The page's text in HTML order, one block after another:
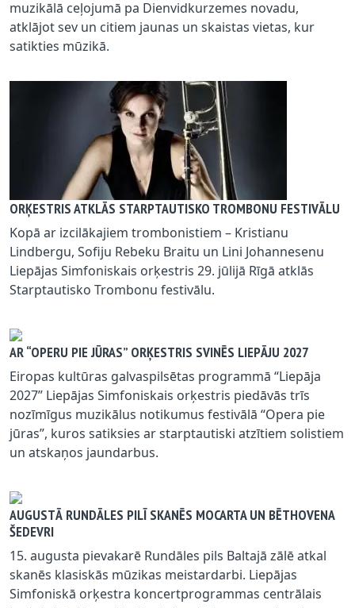
muzikālā ceļojumā pa Dienvidkurzemes novadu,
atklājot sev un citiem jaunas un skaistas vietas, kur
satikties mūzikā.
ORĶESTRIS ATKLĀS STARPTAUTISKO TROMBONU FESTIVĀLU
Kopā ar izcilākajiem trombonistiem – Kristianu
Lindbergu, Sofiju Rebeku Braitu un Lini Johannesenu
Liepājas Simfoniskais orķestris 29. jūlijā Rīgā atklās
Starptautisko Trombonu festivālu.
AR “OPERU PIE JŪRAS” ORĶESTRIS SVINĒS LIEPĀJU 2027
Eiropas kultūras galvaspilsētas programmā “Liepāja
2027” Liepājas Simfoniskais orķestris piedāvās trīs
nozīmīgus muzikālus notikumus festivālā “Opera pie
jūras”, kuros satiksies ar starptautiski atzītiem solistiem
un atskaņos jaundarbus.
AUGUSTĀ RUNDĀLES PILĪ SKANĒS MOCARTA UN BĒTHOVENA
ŠEDEVRI
15. augusta pievakarē Rundāles pils Baltajā zālē atkal
skanēs klasiskās mūzikas meistardarbi. Liepājas
Simfoniskā orķestra koncertprogrammas centrālais